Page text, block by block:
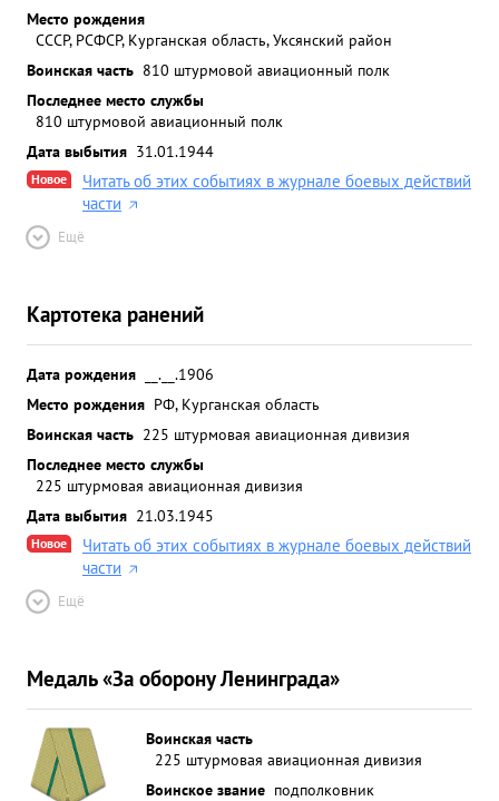
Место рождения
СССР, РСФСР, Курганская область, Уксянский район
Воинская часть 810 штурмовой авиационный полк
Последнее место службы
810 штурмовой авиационный полк
Дата выбытия 31.01.1944
Новое
Читать об этих событиях в журнале боевых действий
части
Ещё
Картотека ранений
Дата рождения
__.__.1906
Место рождения РФ, Курганская область
Воинская часть 225 штурмовая авиационная дивизия
Последнее место службы
225 штурмовая авиационная дивизия
Дата выбытия 21.03.1945
Новое
Читать об этих событиях в журнале боевых действий
части
Ещё
Медаль «За оборону Ленинграда»
Воинская часть
225 штурмовая авиационная дивизия
Воинское звание подполковник